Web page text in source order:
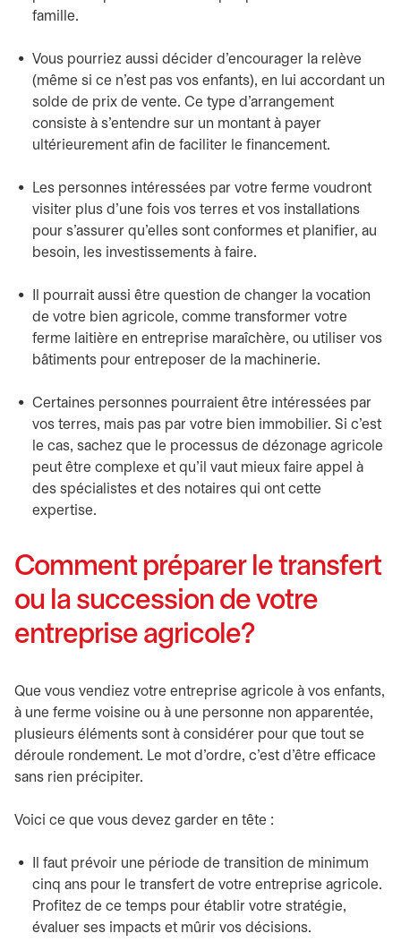
famille.
Vous pourriez aussi décider d’encourager la relève
(même si ce n’est pas vos enfants), en lui accordant un
solde de prix de vente. Ce type d’arrangement
consiste à s’entendre sur un montant à payer
ultérieurement afin de faciliter le financement.
Les personnes intéressées par votre ferme voudront
visiter plus d’une fois vos terres et vos installations
pour s’assurer qu’elles sont conformes et planifier, au
besoin, les investissements à faire.
Il pourrait aussi être question de changer la vocation
de votre bien agricole, comme transformer votre
ferme laitière en entreprise maraîchère, ou utiliser vos
bâtiments pour entreposer de la machinerie.
Certaines personnes pourraient être intéressées par
vos terres, mais pas par votre bien immobilier. Si c’est
le cas, sachez que le processus de dézonage agricole
peut être complexe et qu’il vaut mieux faire appel à
des spécialistes et des notaires qui ont cette
expertise.
Comment préparer le transfert
ou la succession de votre
entreprise agricole?
Que vous vendiez votre entreprise agricole à vos enfants,
à une ferme voisine ou à une personne non apparentée,
plusieurs éléments sont à considérer pour que tout se
déroule rondement. Le mot d’ordre, c’est d’être efficace
sans rien précipiter.
Voici ce que vous devez garder en tête :
Il faut prévoir une période de transition de minimum
cinq ans pour le transfert de votre entreprise agricole.
Profitez de ce temps pour établir votre stratégie,
évaluer ses impacts et mûrir vos décisions.